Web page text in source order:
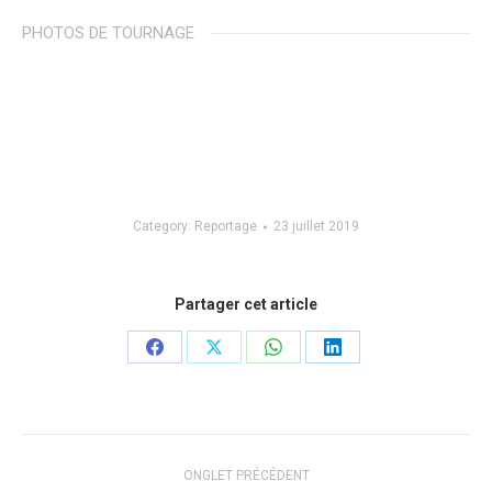
PHOTOS DE TOURNAGE
Category: Reportage 23 juillet 2019
Partager cet article
Share
Share
Share
Share
ONGLET PRÉCÉDENT